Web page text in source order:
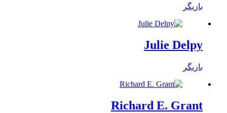
بازیگر
Julie Delpy
بازیگر
Richard E. Grant